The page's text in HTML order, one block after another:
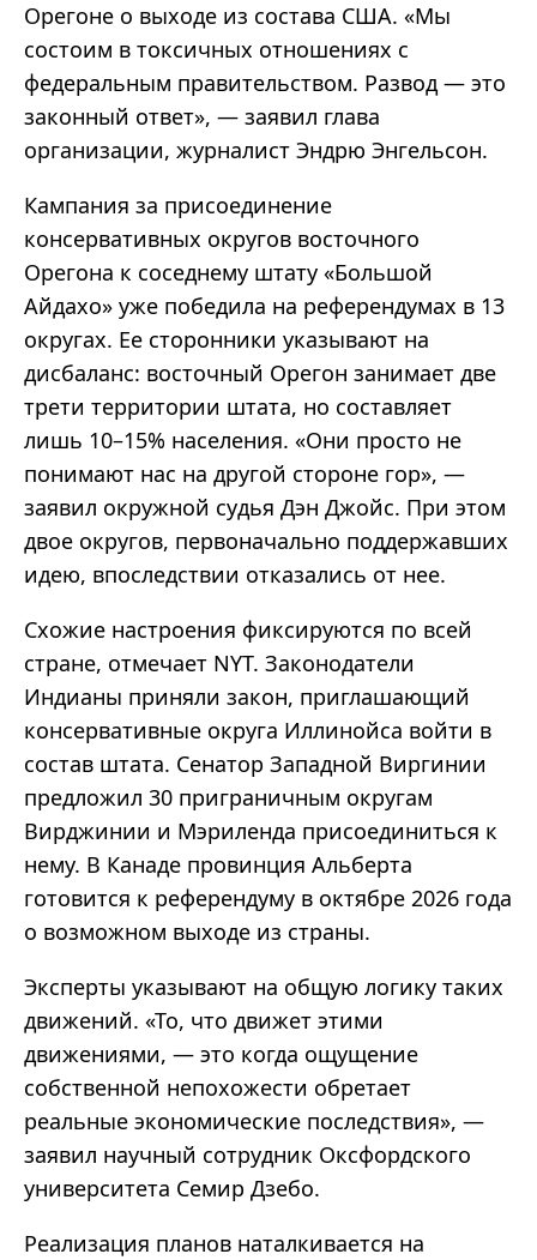
Орегоне о выходе из состава США. «Мы
состоим в токсичных отношениях с
федеральным правительством. Развод — это
законный ответ», — заявил глава
организации, журналист Эндрю Энгельсон.
Кампания за присоединение
консервативных округов восточного
Орегона к соседнему штату «Большой
Айдахо» уже победила на референдумах в 13
округах. Ее сторонники указывают на
дисбаланс: восточный Орегон занимает две
трети территории штата, но составляет
лишь 10–15% населения. «Они просто не
понимают нас на другой стороне гор», —
заявил окружной судья Дэн Джойс. При этом
двое округов, первоначально поддержавших
идею, впоследствии отказались от нее.
Схожие настроения фиксируются по всей
стране, отмечает NYT. Законодатели
Индианы приняли закон, приглашающий
консервативные округа Иллинойса войти в
состав штата. Сенатор Западной Виргинии
предложил 30 приграничным округам
Вирджинии и Мэриленда присоединиться к
нему. В Канаде провинция Альберта
готовится к референдуму в октябре 2026 года
о возможном выходе из страны.
Эксперты указывают на общую логику таких
движений. «То, что движет этими
движениями, — это когда ощущение
собственной непохожести обретает
реальные экономические последствия», —
заявил научный сотрудник Оксфордского
университета Семир Дзебо.
Реализация планов наталкивается на